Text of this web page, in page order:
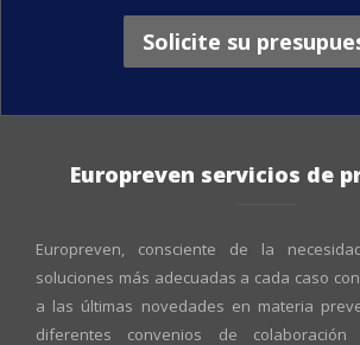
Solicite su
Europreven servicios de
Europreven, consciente de la
soluciones más adecuadas a cada caso
a las últimas novedades en materia
diferentes convenios de colaboración